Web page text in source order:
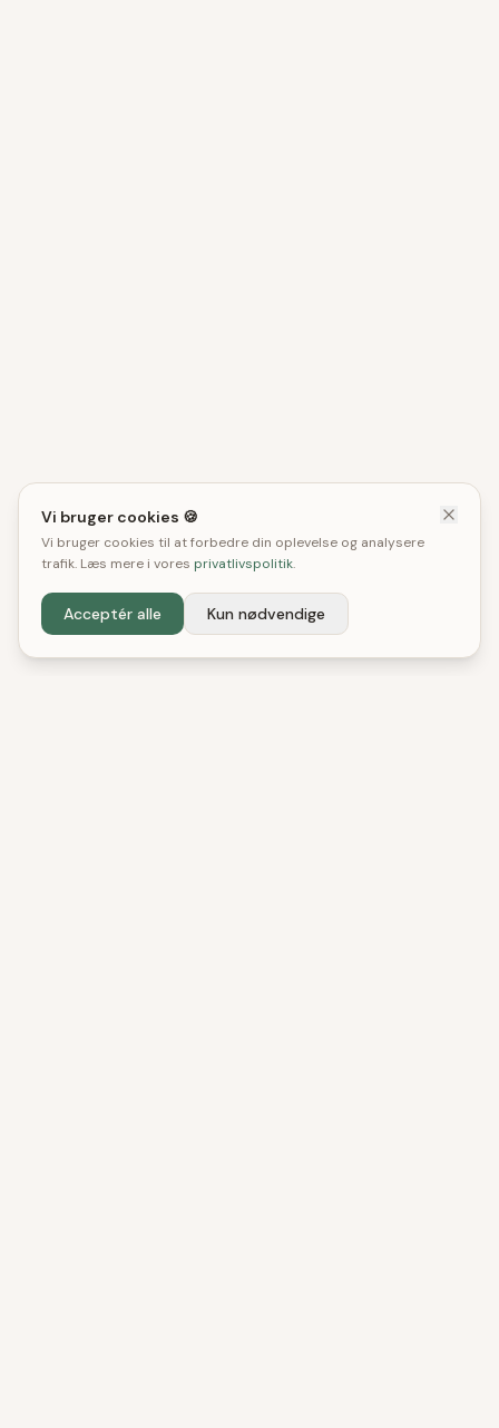
Vi bruger cookies 🍪
Vi bruger cookies til at forbedre din oplevelse og analysere
trafik. Læs mere i vores privatlivspolitik.
Acceptér alle Kun nødvendige